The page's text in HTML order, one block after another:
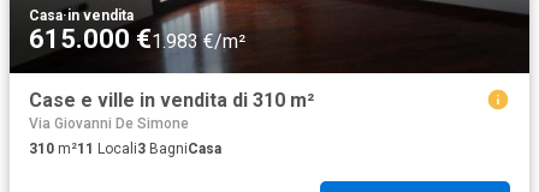
Casa·in vendita
615.000 €1.983 €/m²
Case e ville in vendita di 310 m²
Via Giovanni De Simone
310 m²11 Locali3 BagniCasa